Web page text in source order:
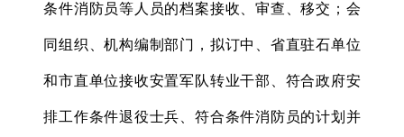
条件消防员等人员的档案接收、审查、移交；会
同组织、机构编制部门，拟订中、省直驻石单位
和市直单位接收安置军队转业干部、符合政府安
排工作条件退役士兵、符合条件消防员的计划并